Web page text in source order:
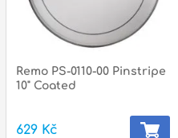
Remo PS-0110-00 Pinstripe
10" Coated
629 Kč